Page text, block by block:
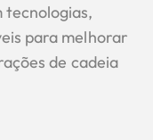
tecnologias,
para melhorar
de cadeia